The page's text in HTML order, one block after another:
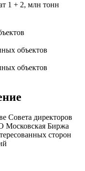
1 + 2, млн тонн
объектов
объектов
Совета директоров
Московская Биржа
сторон